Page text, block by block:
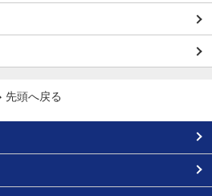
先頭へ戻る